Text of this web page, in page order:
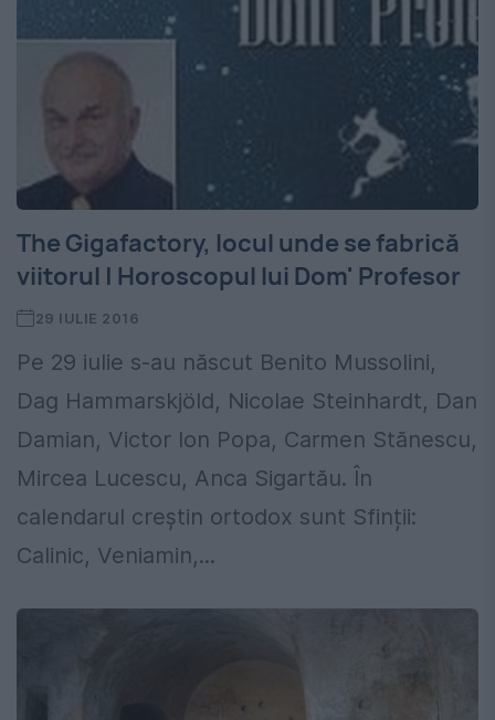
The Gigafactory, locul unde se fabrică
viitorul | Horoscopul lui Dom' Profesor
29 IULIE 2016
Pe 29 iulie s-au născut Benito Mussolini,
Dag Hammarskjöld, Nicolae Steinhardt, Dan
Damian, Victor Ion Popa, Carmen Stănescu,
Mircea Lucescu, Anca Sigartău. În
calendarul creștin ortodox sunt Sfinții:
Calinic, Veniamin,...